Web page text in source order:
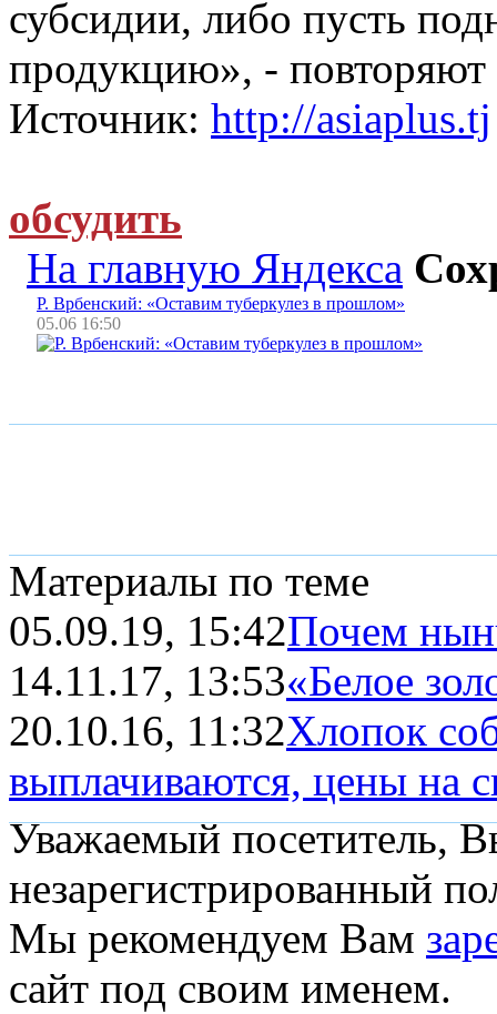
субсидии, либо пусть
продукцию», -
Источник: http://asiaplus.tj
обсудить
На главную Яндекса
Р. Врбенский: «Оставим туберкулез в прошлом»
05.06 16:50
Материалы по теме
05.09.19, 15:42Почем
14.11.17, 13:53«Белое
20.10.16, 11:32Хлопок
выплачиваются, цены на
Уважаемый посетитель,
незарегистрированный
Мы рекомендуем Вам
сайт под своим именем.